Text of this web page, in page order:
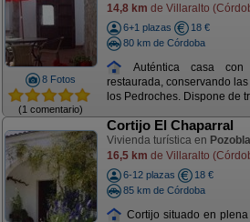
8 Fotos
(1 comentario)
14,8 km de Villaralto
6+1 plazas
18 €
80 km de Córdoba
Auténtica casa con
restaurada, conservando
los Pedroches. Dispone de
Cortijo El Chaparral
Vivienda turística en
16,5 km de Villaralto
6-12 plazas
18 €
85 km de Córdoba
Cortijo situado en